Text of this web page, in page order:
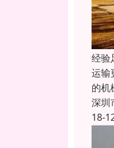
经验
运输
的机
深圳
18-